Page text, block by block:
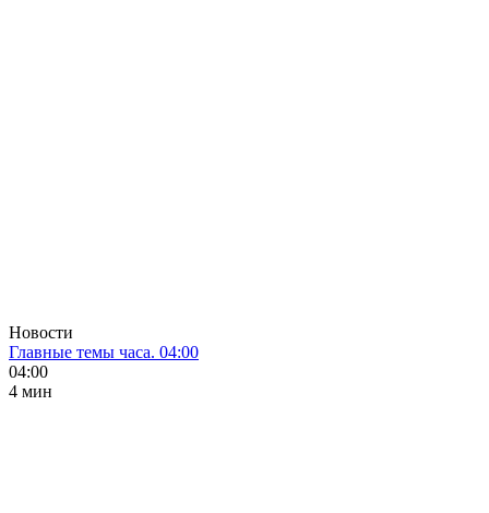
Новости
Главные темы часа. 04:00
04:00
4 мин